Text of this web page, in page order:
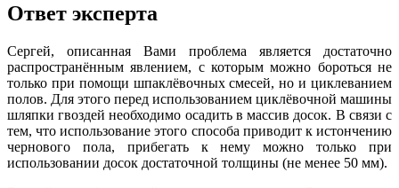
Ответ эксперта
Сергей, описанная Вами проблема является достаточно
распространённым явлением, с которым можно бороться не
только при помощи шпаклёвочных смесей, но и циклеванием
полов. Для этого перед использованием циклёвочной машины
шляпки гвоздей необходимо осадить в массив досок. В связи с
тем, что использование этого способа приводит к истончению
чернового пола, прибегать к нему можно только при
использовании досок достаточной толщины (не менее 50 мм).